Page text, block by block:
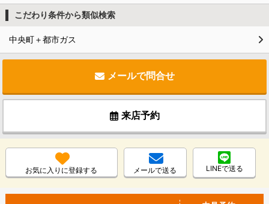
こだわり条件から類似検索
中央町＋都市ガス
メールで問合せ
来店予約
お気に入りに登録する メールで送る LINEで送る